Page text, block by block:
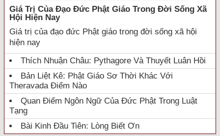
Giá Trị Của Đạo Đức Phật Giáo Trong Đời Sống Xã
Hội Hiện Nay
Giá trị của đạo đức Phật giáo trong đời sống xã hội
hiện nay
Thích Nhuận Châu: Pythagore Và Thuyết Luân Hồi
Bản Liệt Kê: Phật Giáo Sơ Thời Khác Với
Theravada Điểm Nào
Quan Điểm Ngôn Ngữ Của Đức Phật Trong Luật
Tạng
Bài Kinh Đầu Tiên: Lòng Biết Ơn